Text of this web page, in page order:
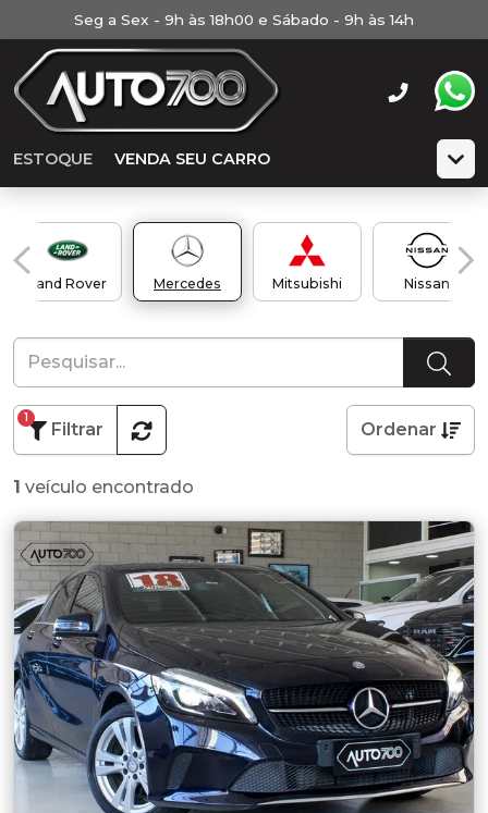
Seg a Sex - 9h às 18h00 e Sábado - 9h às 14h
ESTOQUE VENDA SEU CARRO
Land Rover Mercedes Mitsubishi Nissan
Filtrar
1
Ordenar
1 veículo encontrado